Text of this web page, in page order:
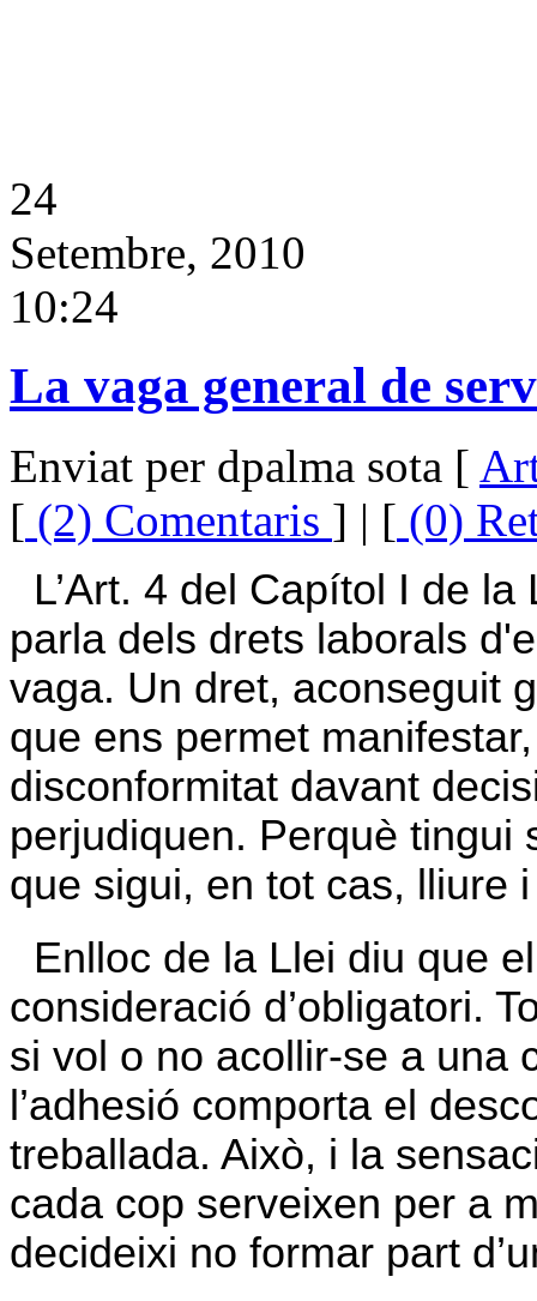
24
Setembre, 2010
10:24
La vaga general de
Enviat per dpalma sota [
[ (2) Comentaris ] | [ (0)
L’Art. 4 del Capítol I de la
parla dels drets laborals
vaga. Un dret, aconseguit
que ens permet
disconformitat davant
perjudiquen. Perquè tingui
que sigui, en tot cas, lliure
Enlloc de la Llei diu que
consideració d’obligatori.
si vol o no acollir-se a una
l’adhesió comporta el
treballada. Això, i la
cada cop serveixen per a
decideixi no formar part